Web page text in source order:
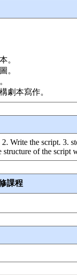
。
。
劇本寫作。
Write the script. 3.
structure of the script
課程